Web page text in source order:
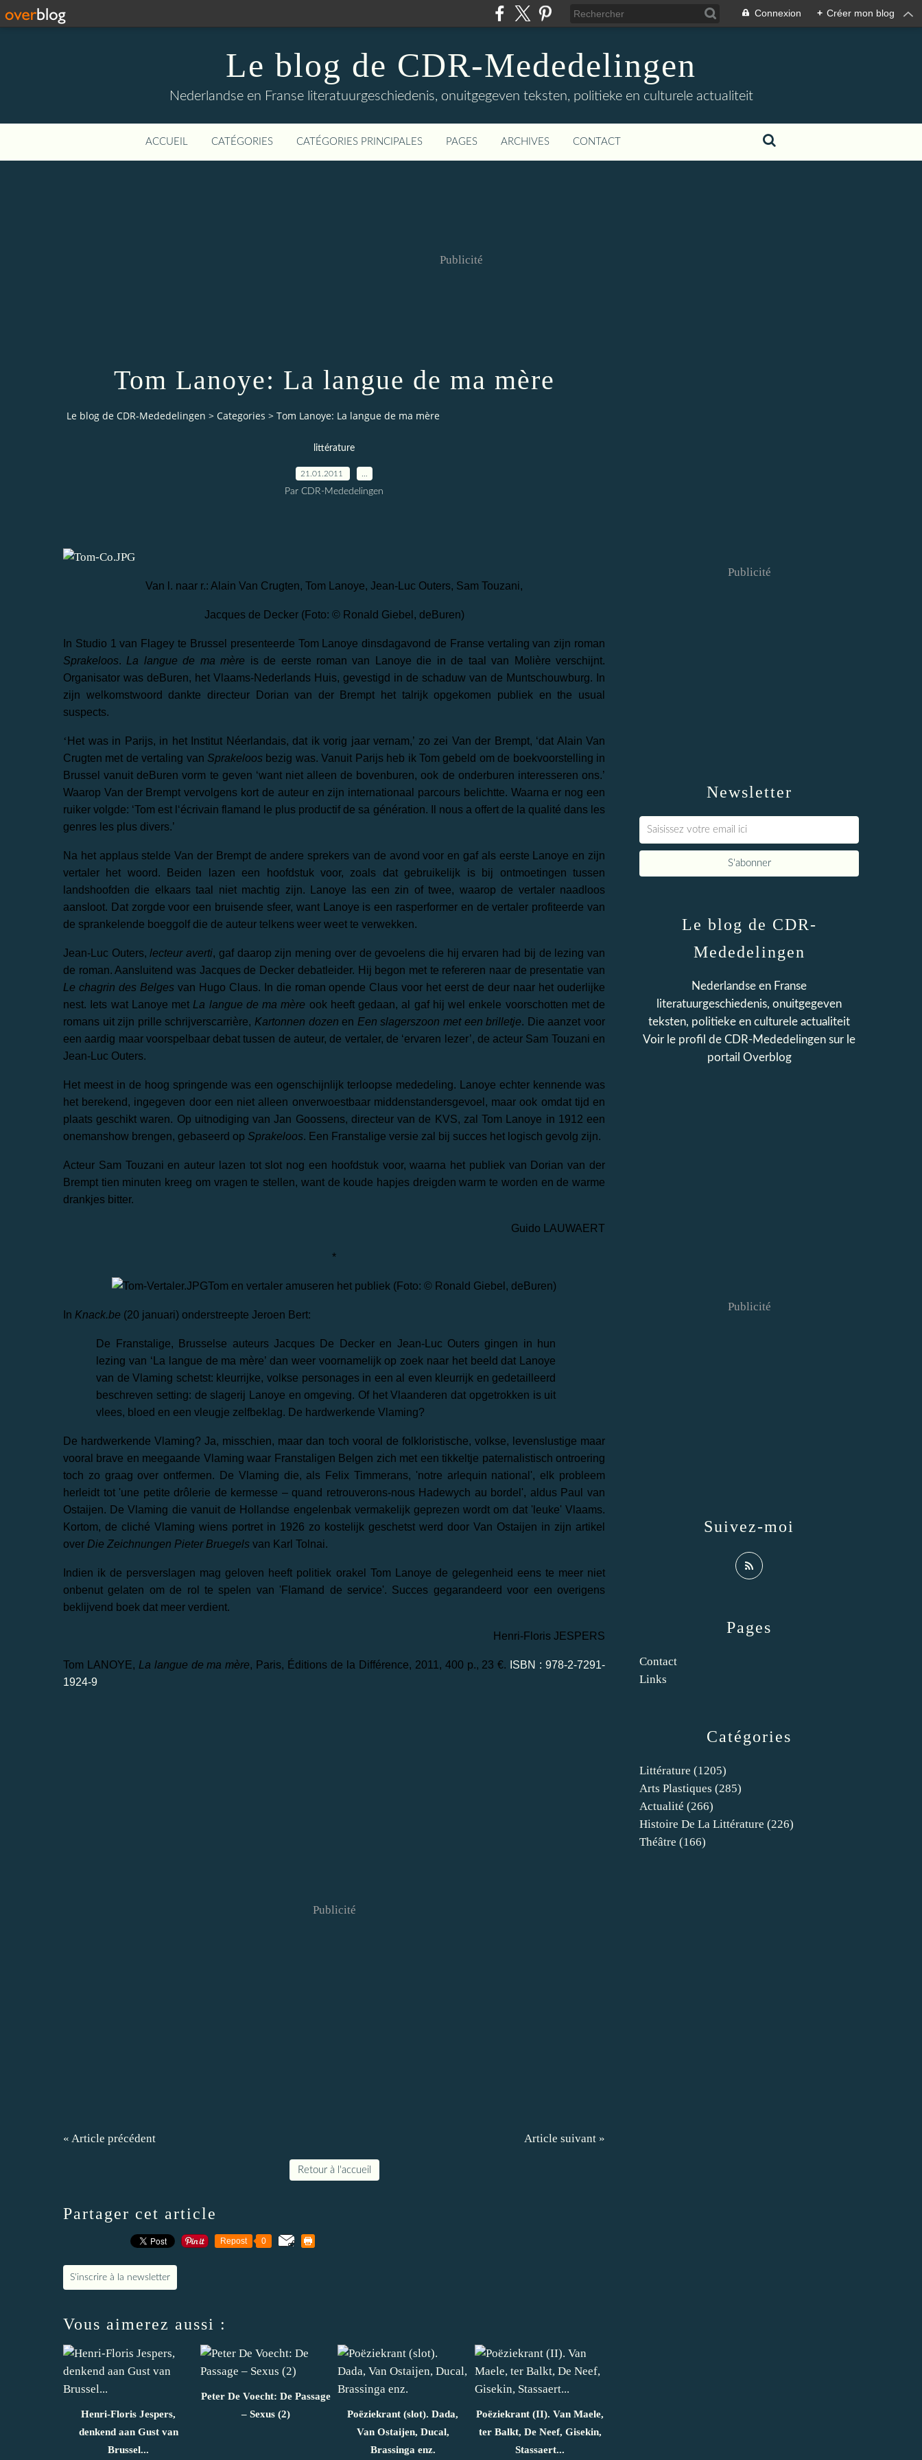
Connexion + Créer mon blog
Le blog de CDR-Mededelingen
Nederlandse en Franse literatuurgeschiedenis, onuitgegeven teksten, politieke en culturele actualiteit
ACCUEIL CATÉGORIES CATÉGORIES PRINCIPALES PAGES ARCHIVES CONTACT
Publicité
Tom Lanoye: La langue de ma mère
Le blog de CDR-Mededelingen > Categories > Tom Lanoye: La langue de ma mère
littérature
21.01.2011
Par CDR-Mededelingen
Van l. naar r.: Alain Van Crugten, Tom Lanoye, Jean-Luc Outers, Sam Touzani,
Jacques de Decker (Foto: © Ronald Giebel, deBuren)
In Studio 1 van Flagey te Brussel presenteerde Tom Lanoye dinsdagavond de Franse vertaling van zijn roman
Sprakeloos. La langue de ma mère is de eerste roman van Lanoye die in de taal van Molière verschijnt.
Organisator was deBuren, het Vlaams-Nederlands Huis, gevestigd in de schaduw van de Muntschouwburg. In
zijn welkomstwoord dankte directeur Dorian van der Brempt het talrijk opgekomen publiek en the usual
suspects.
‘ Het was in Parijs, in het Institut Néerlandais, dat ik vorig jaar vernam,’ zo zei Van der Brempt, ‘dat Alain Van
Crugten met de vertaling van Sprakeloos bezig was. Vanuit Parijs heb ik Tom gebeld om de boekvoorstelling in
Brussel vanuit deBuren vorm te geven ‘want niet alleen de bovenburen, ook de onderburen interesseren ons.’
Waarop Van der Brempt vervolgens kort de auteur en zijn internationaal parcours belichtte. Waarna er nog een
ruiker volgde: ‘Tom est l‘écrivain flamand le plus productif de sa génération. Il nous a offert de la qualité dans les
genres les plus divers.’
Na het applaus stelde Van der Brempt de andere sprekers van de avond voor en gaf als eerste Lanoye en zijn
vertaler het woord. Beiden lazen een hoofdstuk voor, zoals dat gebruikelijk is bij ontmoetingen tussen
landshoofden die elkaars taal niet machtig zijn. Lanoye las een zin of twee, waarop de vertaler naadloos
aansloot. Dat zorgde voor een bruisende sfeer, want Lanoye is een rasperformer en de vertaler profiteerde van
de sprankelende boeggolf die de auteur telkens weer weet te verwekken.
Jean-Luc Outers,lecteur averti, gaf daarop zijn mening over de gevoelens die hij ervaren had bij de lezing van
de roman. Aansluitend was Jacques de Decker debatleider. Hij begon met te refereren naar de presentatie van
Le chagrin des Belgesvan Hugo Claus. In die roman opende Claus voor het eerst de deur naar het ouderlijke
nest. Iets wat Lanoye met La langue de ma mère ook heeft gedaan, al gaf hij wel enkele voorschotten met de
romans uit zijn prille schrijverscarrière, Kartonnen dozen en Een slagerszoon met een brilletje. Die aanzet voor
een aardig maar voorspelbaar debat tussen de auteur, de vertaler, de ‘ervaren lezer’, de acteur Sam Touzani en
Jean-Luc Outers.
Het meest in de hoog springende was een ogenschijnlijk terloopse mededeling. Lanoye echter kennende was
het berekend, ingegeven door een niet alleen onverwoestbaar middenstandersgevoel, maar ook omdat tijd en
plaats geschikt waren. Op uitnodiging van Jan Goossens, directeur van de KVS, zal Tom Lanoye in 1912 een
onemanshow brengen, gebaseerd op Sprakeloos. Een Franstalige versie zal bij succes het logisch gevolg zijn.
Acteur Sam Touzani en auteur lazen tot slot nog een hoofdstuk voor, waarna het publiek van Dorian van der
Brempt tien minuten kreeg om vragen te stellen, want de koude hapjes dreigden warm te worden en de warme
drankjes bitter.
Guido LAUWAERT
*
Tom en vertaler amuseren het publiek (Foto: © Ronald Giebel, deBuren)
In Knack.be (20 januari) onderstreepte Jeroen Bert:
De Franstalige, Brusselse auteurs Jacques De Decker en Jean-Luc Outers gingen in hun
lezing van ‘La langue de ma mère’ dan weer voornamelijk op zoek naar het beeld dat Lanoye
van de Vlaming schetst: kleurrijke, volkse personages in een al even kleurrijk en gedetailleerd
beschreven setting: de slagerij Lanoye en omgeving. Of het Vlaanderen dat opgetrokken is uit
vlees, bloed en een vleugje zelfbeklag. De hardwerkende Vlaming?
De hardwerkende Vlaming? Ja, misschien, maar dan toch vooral de folkloristische, volkse, levenslustige maar
vooral brave en meegaande Vlaming waar Franstaligen Belgen zich met een tikkeltje paternalistisch ontroering
toch zo graag over ontfermen. De Vlaming die, als Felix Timmerans, 'notre arlequin national', elk probleem
herleidt tot 'une petite drôlerie de kermesse – quand retrouverons-nous Hadewych au bordel', aldus Paul van
Ostaijen. De Vlaming die vanuit de Hollandse engelenbak vermakelijk geprezen wordt om dat 'leuke' Vlaams.
Kortom, de cliché Vlaming wiens portret in 1926 zo kostelijk geschetst werd door Van Ostaijen in zijn artikel
over Die Zeichnungen Pieter Bruegels van Karl Tolnai.
Indien ik de persverslagen mag geloven heeft politiek orakel Tom Lanoye de gelegenheid eens te meer niet
onbenut gelaten om de rol te spelen van 'Flamand de service'. Succes gegarandeerd voor een overigens
beklijvend boek dat meer verdient.
Henri-Floris JESPERS
Tom LANOYE, La langue de ma mère, Paris, Éditions de la Différence, 2011, 400 p., 23 €. ISBN : 978-2-7291-
1924-9
Publicité
« Article précédent Article suivant »
Retour à l'accueil
Partager cet article
Repost 0
S'inscrire à la newsletter
Vous aimerez aussi :
Henri-Floris Jespers,
denkend aan Gust van
Brussel...
Peter De Voecht: De Passage
– Sexus (2)
Poëziekrant (slot). Dada,
Van Ostaijen, Ducal,
Brassinga enz.
Poëziekrant (II). Van Maele,
ter Balkt, De Neef, Gisekin,
Stassaert...
Newsletter
Publicité
Catégories
Littérature (1205)
Arts Plastiques (285)
Actualité (266)
Histoire De La Littérature (226)
Théâtre (166)
Pages
Contact
Links
Le blog de CDR-
Mededelingen
Nederlandse en Franse
literatuurgeschiedenis, onuitgegeven
teksten, politieke en culturele actualiteit
Voir le profil de CDR-Mededelingen sur le
portail Overblog
Suivez-moi
Publicité